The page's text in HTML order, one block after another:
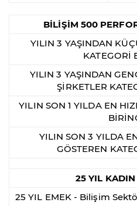
BİLİŞİM 500
YILIN 3 YAŞINDAN
KATEGORİ
YILIN 3 YAŞINDAN
ŞİRKETLER
YILIN SON 1 YILDA EN
YILIN SON 3 YILDA
GÖSTEREN
25 YIL
25 YIL EMEK - Bilişim